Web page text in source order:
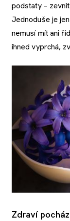
podstaty –
Jednoduše je
nemusí mít ani
ihned vyprchá,
Zdraví